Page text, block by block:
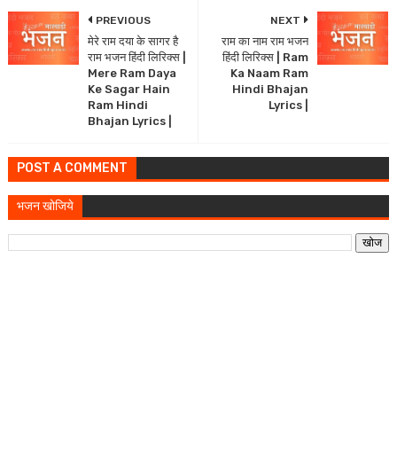
NEXT
राम का नाम राम भजन
हिंदी लिरिक्स | Ram
Ka Naam Ram
Hindi Bhajan
Lyrics |
PREVIOUS
मेरे राम दया के सागर है
राम भजन हिंदी लिरिक्स |
Mere Ram Daya
Ke Sagar Hain
Ram Hindi
Bhajan Lyrics |
POST A COMMENT
भजन खोजिये